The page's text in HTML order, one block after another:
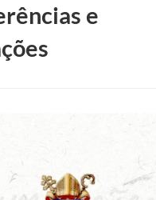
e